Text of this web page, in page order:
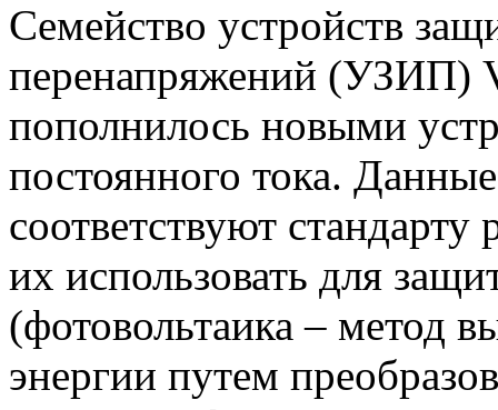
Семейство устройств
перенапряжений (УЗИП)
пополнилось новыми
постоянного тока.
соответствуют
их использовать для
(фотовольтаика – метод
энергии путем